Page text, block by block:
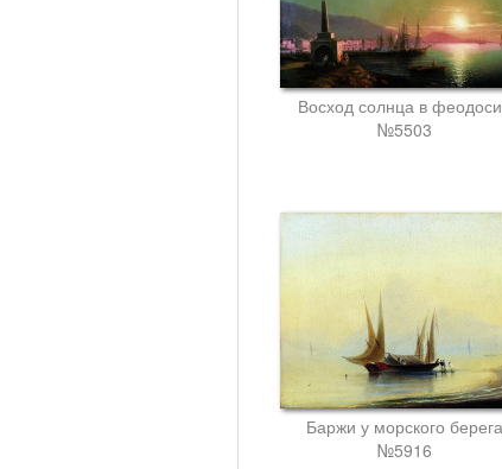
Восход солнца в
№5503
Баржи у морского берега
№5916